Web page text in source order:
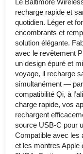
Le Baltimore
recharge rapide et
quotidien. Léger et
encombrants et
solution élégante.
avec le revêtement
un design épuré et
voyage, il recharge
simultanément —
compatibilité Qi, à
charge rapide, vos
rechargent
source USB-C pour
Compatible avec les
et les montres Apple